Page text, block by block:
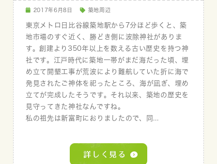
2017年6月8日 築地周辺
東京メトロ日比谷線築地駅から7分ほど歩くと、築
地市場のすぐ近く、勝どき側に波除神社がありま
す。創建より350年以上を数える古い歴史を持つ神
社です。江戸時代に築地一帯がまだ海だった頃、埋
め立て開墾工事が荒波により難航していた折に海で
発見されたご神体を祀ったところ、海が凪ぎ、埋め
立てが完成したそうです。それ以来、築地の歴史を
見守ってきた神社なんですね。
私の祖先は新富町におりましたので、同...